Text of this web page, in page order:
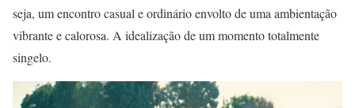
seja, um encontro casual e ordinário envolto de uma ambientação
vibrante e calorosa. A idealização de um momento totalmente
singelo.